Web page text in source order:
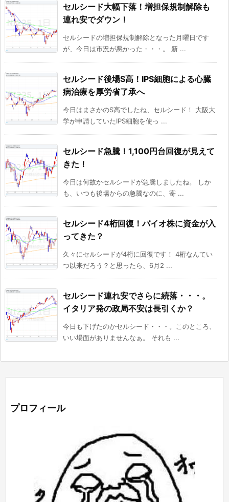
セルシード大幅下落！増担保規制解除も
連れ安でダウン！
セルシードの増担保規制解除となった月曜日です
が、今日は市況が悪かった・・・。 新 ...
セルシード後場S高！IPS細胞による心臓
病治療を厚労省了承へ
今日はまさかのS高でしたね、セルシード！ 大阪大
学が申請していたIPS細胞を使っ ...
セルシード急騰！1,100円台回復が見えて
きた！
今日は何故かセルシードが急騰しましたね。 しか
も、いつも後場からの急騰なのに、寄 ...
セルシード4桁回復！バイオ株に資金が入
ってきた？
久々にセルシードが4桁に回復です！ 4桁なんてい
つ以来だろう？と思ったら、6月2 ...
セルシード連れ安でさらに続落・・・。
イタリア発の政局不安は長引くか？
今日も下げたのかセルシード・・・。このところ、
いい場面がありませんなぁ。 それも ...
プロフィール